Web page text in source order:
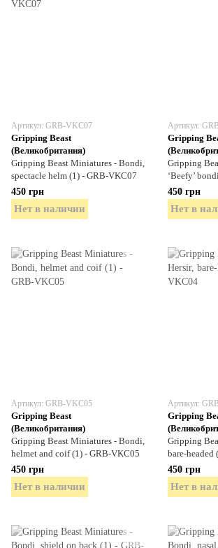
Артикул: GRB-VKC07
Gripping Beast
(Великобритания)
Gripping Beast Miniatures - Bondi,
spectacle helm (1) - GRB-VKC07
450 грн
Нет в наличии
Артикул:
Gripping
Gripping
‘Beefy’
450 грн
Нет в
Артикул: GRB-VKC05
Gripping Beast
(Великобритания)
Gripping Beast Miniatures - Bondi,
helmet and coif (1) - GRB-VKC05
450 грн
Нет в наличии
Артикул:
Gripping
Gripping
bare-
450 грн
Нет в